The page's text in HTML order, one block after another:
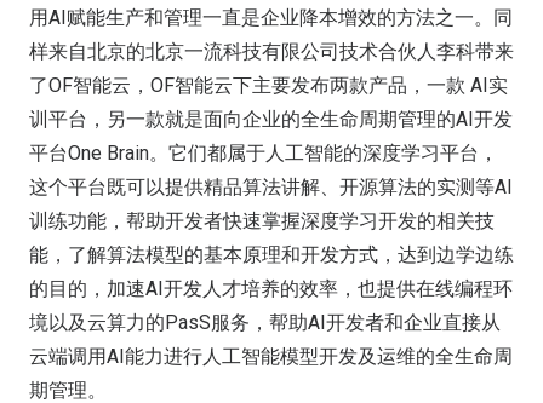
用AI赋能生产和管理一直是企业降本增效的方法之一。同
样来自北京的北京一流科技有限公司技术合伙人李科带来
了OF智能云，OF智能云下主要发布两款产品，一款 AI实
训平台，另一款就是面向企业的全生命周期管理的AI开发
平台One Brain。它们都属于人工智能的深度学习平台，
这个平台既可以提供精品算法讲解、开源算法的实测等AI
训练功能，帮助开发者快速掌握深度学习开发的相关技
能，了解算法模型的基本原理和开发方式，达到边学边练
的目的，加速AI开发人才培养的效率，也提供在线编程环
境以及云算力的PasS服务，帮助AI开发者和企业直接从
云端调用AI能力进行人工智能模型开发及运维的全生命周
期管理。